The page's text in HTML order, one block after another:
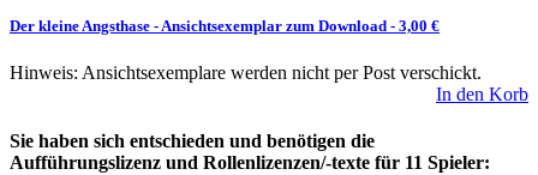
Der kleine Angsthase - Ansichtsexemplar zum Download - 3,00 €
Hinweis: Ansichtsexemplare werden nicht per Post verschickt.
In den Korb
Sie haben sich entschieden und benötigen die
Aufführungslizenz und Rollenlizenzen/-texte für 11 Spieler: